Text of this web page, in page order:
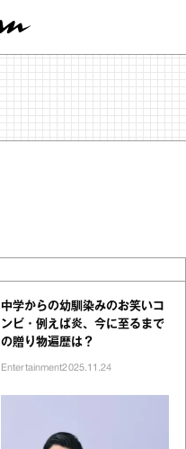
中学からの幼馴染みのお笑いコ
ンビ・例えば炎、今に至るまで
の贈り物遍歴は？
Entertainment2025.11.24